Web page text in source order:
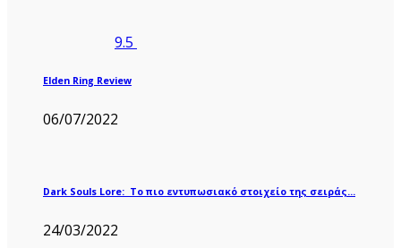
9.5
Elden Ring Review
06/07/2022
Dark Souls Lore: Το πιο εντυπωσιακό στοιχείο της σειράς…
24/03/2022